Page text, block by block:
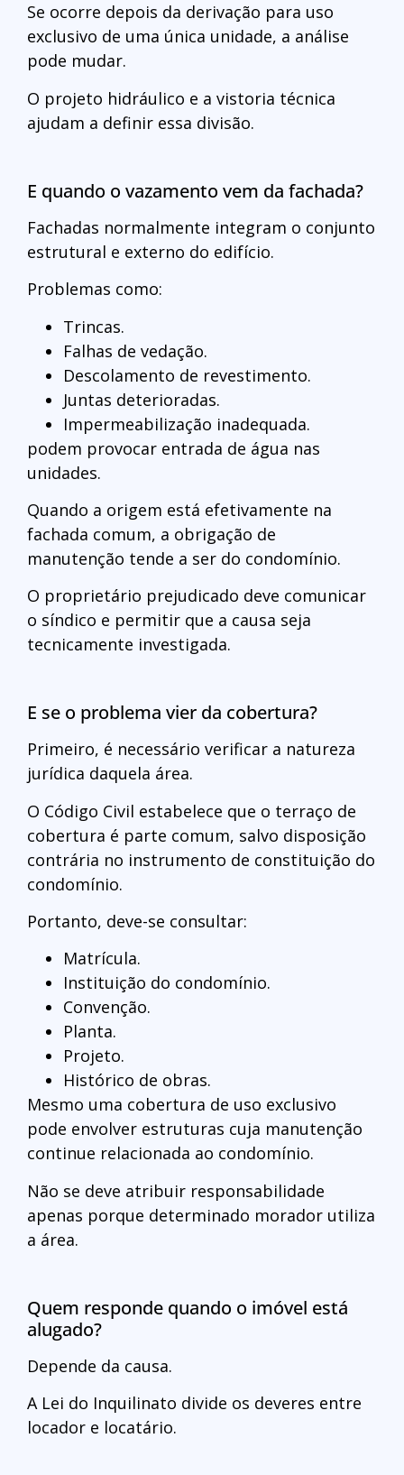
Se ocorre depois da derivação para uso
exclusivo de uma única unidade, a análise
pode mudar.
O projeto hidráulico e a vistoria técnica
ajudam a definir essa divisão.
E quando o vazamento vem da fachada?
Fachadas normalmente integram o conjunto
estrutural e externo do edifício.
Problemas como:
Trincas.
Falhas de vedação.
Descolamento de revestimento.
Juntas deterioradas.
Impermeabilização inadequada.
podem provocar entrada de água nas
unidades.
Quando a origem está efetivamente na
fachada comum, a obrigação de
manutenção tende a ser do condomínio.
O proprietário prejudicado deve comunicar
o síndico e permitir que a causa seja
tecnicamente investigada.
E se o problema vier da cobertura?
Primeiro, é necessário verificar a natureza
jurídica daquela área.
O Código Civil estabelece que o terraço de
cobertura é parte comum, salvo disposição
contrária no instrumento de constituição do
condomínio.
Portanto, deve-se consultar:
Matrícula.
Instituição do condomínio.
Convenção.
Planta.
Projeto.
Histórico de obras.
Mesmo uma cobertura de uso exclusivo
pode envolver estruturas cuja manutenção
continue relacionada ao condomínio.
Não se deve atribuir responsabilidade
apenas porque determinado morador utiliza
a área.
Quem responde quando o imóvel está
alugado?
Depende da causa.
A Lei do Inquilinato divide os deveres entre
locador e locatário.